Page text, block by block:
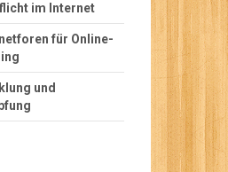
im Internet
für Online-
und